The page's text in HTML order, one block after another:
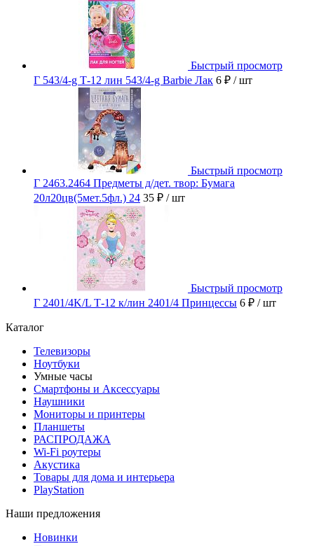
Быстрый просмотр
Г 543/4-g Т-12 лин 543/4-g Barbie Лак 6 ₽ / шт
Быстрый просмотр
Г 2463.2464 Предметы д/дет. твор: Бумага
20л20цв(5мет.5фл.) 24 35 ₽ / шт
Быстрый просмотр
Г 2401/4K/L Т-12 к/лин 2401/4 Принцессы 6 ₽ / шт
Каталог
Телевизоры
Ноутбуки
Умные часы
Смартфоны и Аксессуары
Наушники
Мониторы и принтеры
Планшеты
РАСПРОДАЖА
Wi-Fi роутеры
Акустика
Товары для дома и интерьера
PlayStation
Наши предложения
Новинки